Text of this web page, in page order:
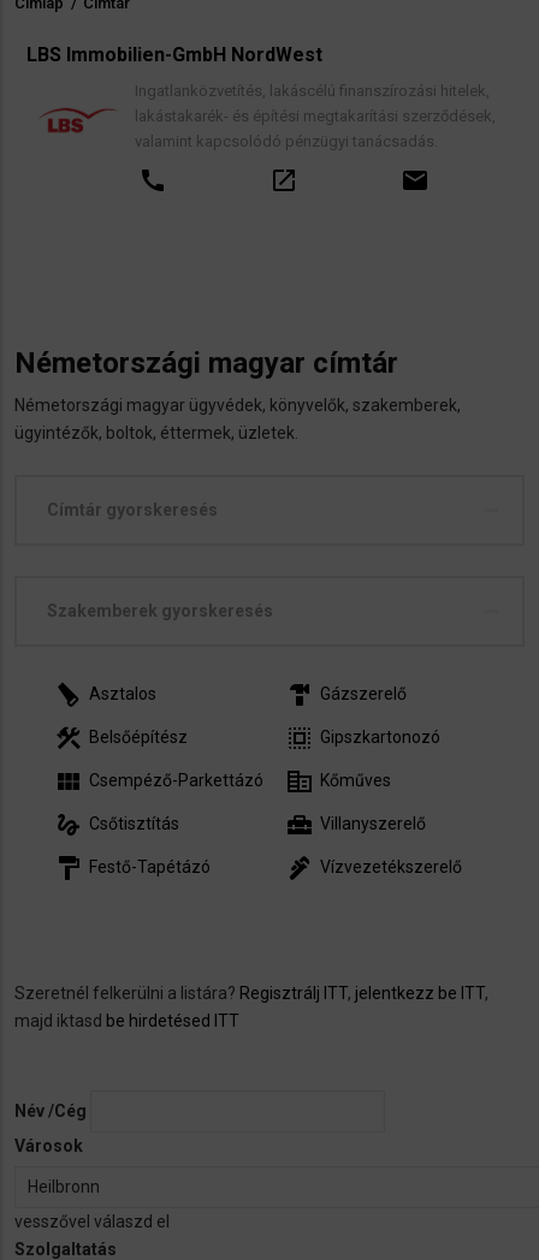
Morzsa
LBS Immobilien-GmbH NordWest
Ingatlanközvetítés, lakáscélú finanszírozási hitelek,
lakástakarék- és építési megtakarítási szerződések,
valamint kapcsolódó pénzügyi tanácsadás.
call open_in_new email
Németországi magyar címtár
Németországi magyar ügyvédek, könyvelők, szakemberek,
ügyintézők, boltok, éttermek, üzletek.
Címtár gyorskeresés
Szakemberek gyorskeresés
carpenter Asztalos hardware Gázszerelő
construction Belsőépítész select_all Gipszkartonozó
view_module Csempéző-Parkettázó corporate_fare Kőműves
gesture Csőtisztítás home_repair_service Villanyszerelő
format_paint Festő-Tapétázó plumbing Vízvezetékszerelő
Szeretnél felkerülni a listára? Regisztrálj ITT, jelentkezz be ITT,
majd iktasd be hirdetésed ITT
Név /Cég
Városok
vesszővel válaszd el
Szolgaltatás